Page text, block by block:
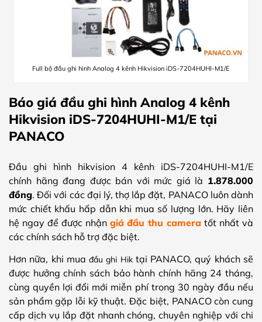
Full bộ đầu ghi hình Analog 4 kênh Hikvision iDS-7204HUHI-M1/E
Báo giá đầu ghi hình Analog 4 kênh
Hikvision iDS-7204HUHI-M1/E tại
PANACO
Đầu ghi hình hikvision 4 kênh iDS-7204HUHI-M1/E
chính hãng đang được bán với mức giá là 1.878.000
đồng. Đối với các đại lý, thợ lắp đặt, PANACO luôn dành
mức chiết khấu hấp dẫn khi mua số lượng lớn. Hãy liên
hệ ngay để được nhận giá đầu thu camera tốt nhất và
các chính sách hỗ trợ đặc biệt.
Hơn nữa, khi mua đầu ghi Hiktại PANACO, quý khách sẽ
được hưởng chính sách bảo hành chính hãng 24 tháng,
cùng quyền lợi đổi mới miễn phí trong 30 ngày đầu nếu
sản phẩm gặp lỗi kỹ thuật. Đặc biệt, PANACO còn cung
cấp dịch vụ lắp đặt nhanh chóng, chuyên nghiệp với chi